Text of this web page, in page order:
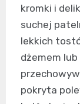
kromki i
suchej
lekkich
dżemem
pokryta